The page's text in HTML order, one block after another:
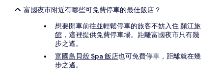
富國夜市附近有哪些可免費停車的最佳飯店？
想要開車前往並輕鬆停車的旅客不妨入住 顏江旅
館 ，這裡提供免費停車場。距離富國夜市只有幾
步之遙。
富國島貝殼 Spa 飯店也可免費停車，距離就在幾
步之遙。